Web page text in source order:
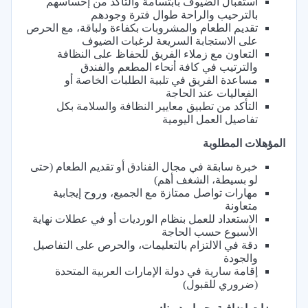
بالترحيب والراحة طوال فترة وجودهم
تقديم الطعام والمشروبات بكفاءة ولباقة، مع الحرص
على الاستجابة السريعة لرغبات الضيوف
التعاون مع زملاء الفريق للحفاظ على النظافة
والترتيب في كافة أنحاء المطعم والفندق
مساعدة الفريق في تلبية الطلبات الخاصة أو
الفعاليات عند الحاجة
التأكد من تطبيق معايير النظافة والسلامة بكل
تفاصيل العمل اليومية
المؤهلات المطلوبة
خبرة سابقة في مجال الفنادق أو تقديم الطعام (حتى
لو بسيطة، الشغف أهم)
مهارات تواصل ممتازة مع الجميع، وروح إيجابية
متعاونة
الاستعداد للعمل بنظام الورديات أو في عطلات نهاية
الأسبوع حسب الحاجة
دقة في الالتزام بالتعليمات، والحرص على التفاصيل
والجودة
إقامة سارية في دولة الإمارات العربية المتحدة
(ضروري للقبول)